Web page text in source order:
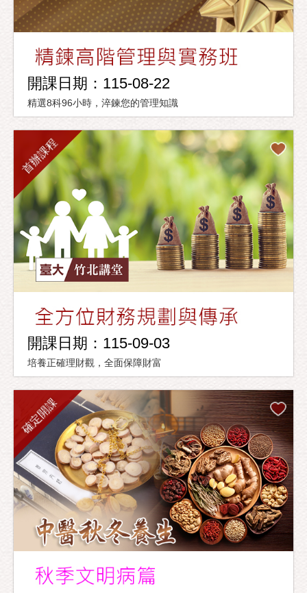
開課日期：115-08-22
精選8科96小時，淬鍊您的管理知識
首辦課程
開課日期：115-09-03
培養正確理財觀，全面保障財富
確定開課